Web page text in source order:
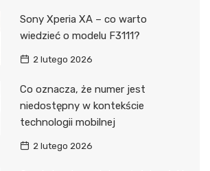
Sony Xperia XA – co warto
wiedzieć o modelu F3111?
2 lutego 2026
Co oznacza, że numer jest
niedostępny w kontekście
technologii mobilnej
2 lutego 2026